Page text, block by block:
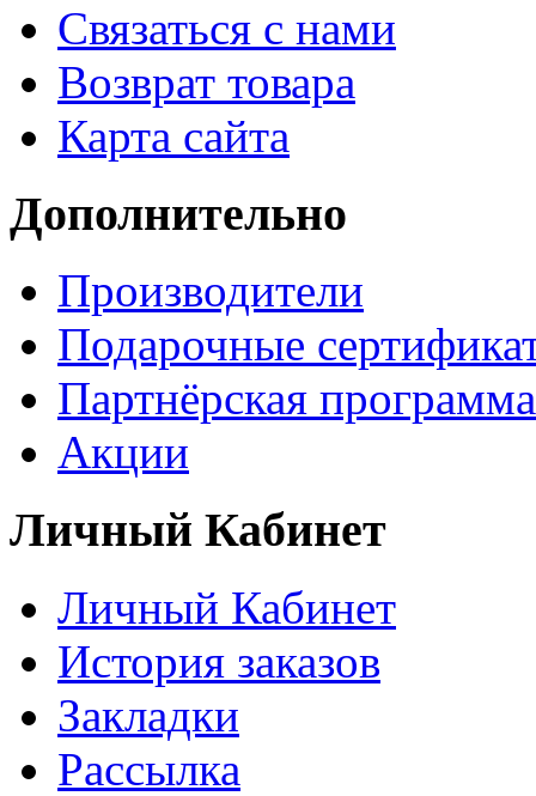
Связаться с нами
Возврат товара
Карта сайта
Дополнительно
Производители
Подарочные
Партнёрская программа
Акции
Личный Кабинет
Личный Кабинет
История заказов
Закладки
Рассылка